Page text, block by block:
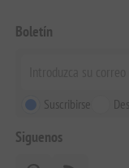
Boletín
Suscribirse
Siguenos